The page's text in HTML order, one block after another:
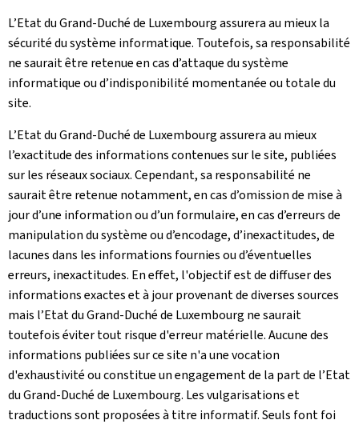
L’Etat du Grand-Duché de Luxembourg assurera au mieux la
sécurité du système informatique. Toutefois, sa responsabilité
ne saurait être retenue en cas d’attaque du système
informatique ou d’indisponibilité momentanée ou totale du
site.
L’Etat du Grand-Duché de Luxembourg assurera au mieux
l’exactitude des informations contenues sur le site, publiées
sur les réseaux sociaux. Cependant, sa responsabilité ne
saurait être retenue notamment, en cas d’omission de mise à
jour d’une information ou d’un formulaire, en cas d’erreurs de
manipulation du système ou d’encodage, d’inexactitudes, de
lacunes dans les informations fournies ou d’éventuelles
erreurs, inexactitudes. En effet, l'objectif est de diffuser des
informations exactes et à jour provenant de diverses sources
mais l’Etat du Grand-Duché de Luxembourg ne saurait
toutefois éviter tout risque d'erreur matérielle. Aucune des
informations publiées sur ce site n'a une vocation
d'exhaustivité ou constitue un engagement de la part de l’Etat
du Grand-Duché de Luxembourg. Les vulgarisations et
traductions sont proposées à titre informatif. Seuls font foi